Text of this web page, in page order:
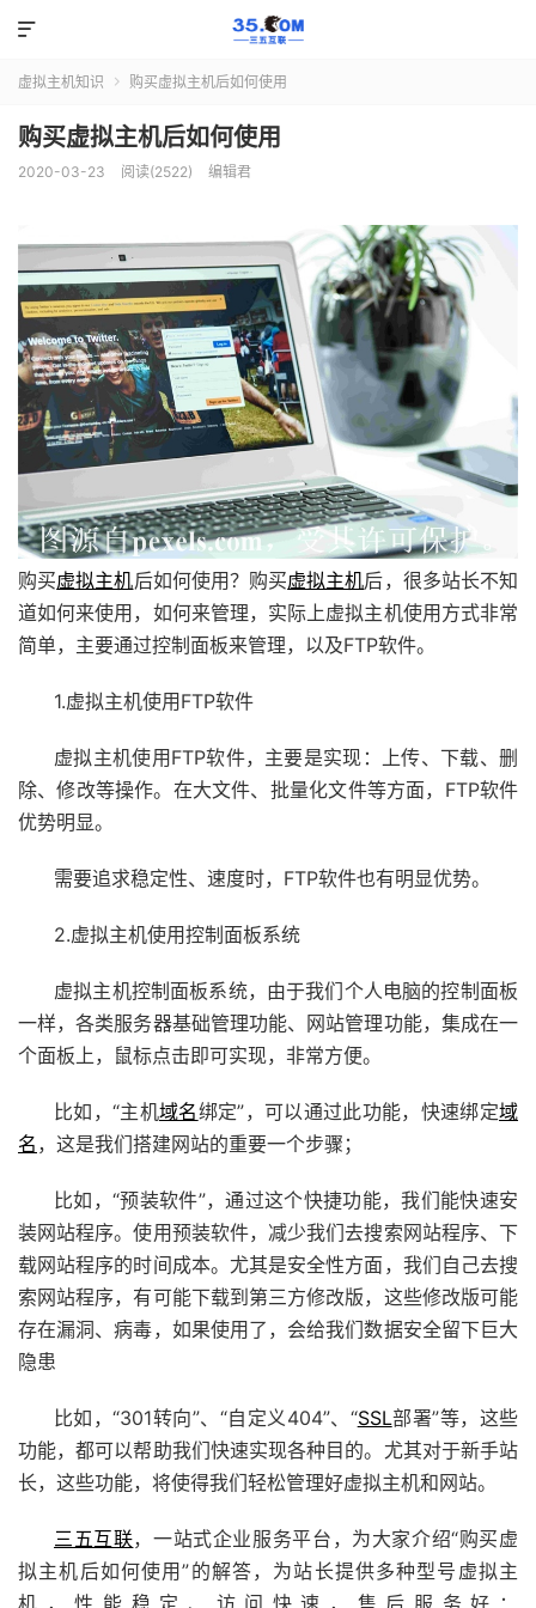

虚拟主机知识  购买虚拟主机后如何使用
购买虚拟主机后如何使用
2020-03-23 阅读(2522) 编辑君
购买虚拟主机后如何使用？购买虚拟主机后，很多站长不知
道如何来使用，如何来管理，实际上虚拟主机使用方式非常
简单，主要通过控制面板来管理，以及FTP软件。
1.虚拟主机使用FTP软件
虚拟主机使用FTP软件，主要是实现：上传、下载、删
除、修改等操作。在大文件、批量化文件等方面，FTP软件
优势明显。
需要追求稳定性、速度时，FTP软件也有明显优势。
2.虚拟主机使用控制面板系统
虚拟主机控制面板系统，由于我们个人电脑的控制面板
一样，各类服务器基础管理功能、网站管理功能，集成在一
个面板上，鼠标点击即可实现，非常方便。
比如，“主机域名绑定”，可以通过此功能，快速绑定域
名 ，这是我们搭建网站的重要一个步骤；
比如，“预装软件”，通过这个快捷功能，我们能快速安
装网站程序。使用预装软件，减少我们去搜索网站程序、下
载网站程序的时间成本。尤其是安全性方面，我们自己去搜
索网站程序，有可能下载到第三方修改版，这些修改版可能
存在漏洞、病毒，如果使用了，会给我们数据安全留下巨大
隐患
比如，“301转向”、“自定义404”、“SSL部署”等，这些
功能，都可以帮助我们快速实现各种目的。尤其对于新手站
长，这些功能，将使得我们轻松管理好虚拟主机和网站。
三五互联，一站式企业服务平台，为大家介绍“购买虚
拟主机后如何使用”的解答，为站长提供多种型号虚拟主
机，性能稳定、访问快速，售后服务好：